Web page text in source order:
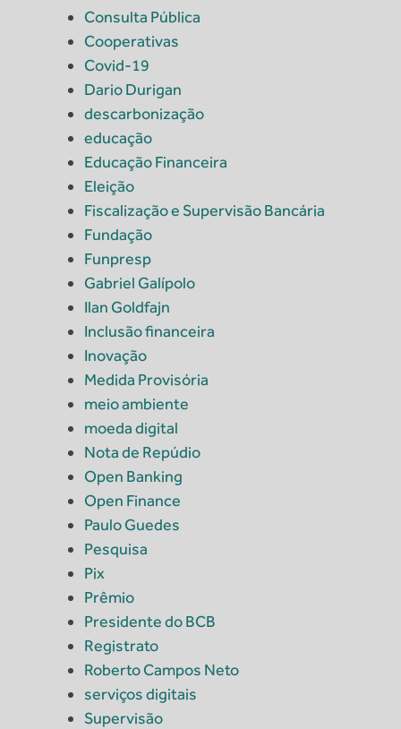
Consulta Pública
Cooperativas
Covid-19
Dario Durigan
descarbonização
educação
Educação Financeira
Eleição
Fiscalização e Supervisão Bancária
Fundação
Funpresp
Gabriel Galípolo
Ilan Goldfajn
Inclusão financeira
Inovação
Medida Provisória
meio ambiente
moeda digital
Nota de Repúdio
Open Banking
Open Finance
Paulo Guedes
Pesquisa
Pix
Prêmio
Presidente do BCB
Registrato
Roberto Campos Neto
serviços digitais
Supervisão